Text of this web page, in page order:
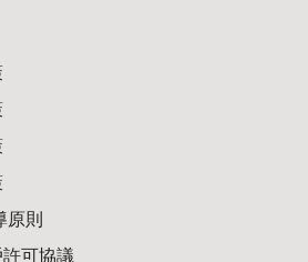
原則
可協議